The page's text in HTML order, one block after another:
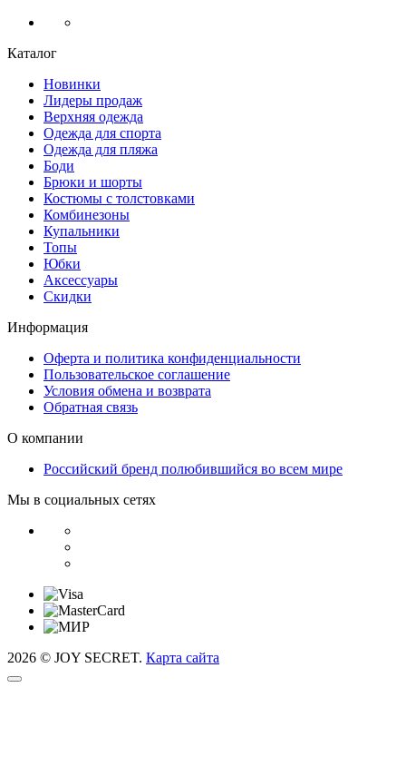
Каталог
Новинки
Лидеры продаж
Верхняя одежда
Одежда для спорта
Одежда для пляжа
Боди
Брюки и шорты
Костюмы с толстовками
Комбинезоны
Купальники
Топы
Юбки
Аксессуары
Скидки
Информация
Оферта и политика конфиденциальности
Пользовательское соглашение
Условия обмена и возврата
Обратная связь
О компании
Российский бренд полюбившийся во всем мире
Мы в социальных сетях
2026 © JOY SECRET. Карта сайта